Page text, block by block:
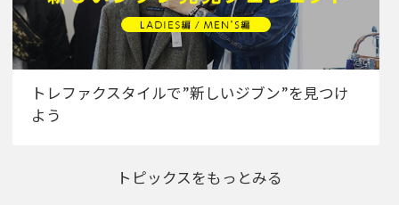
トレファクスタイルで”新しいジブン”を見つけ
よう
トピックスをもっとみる